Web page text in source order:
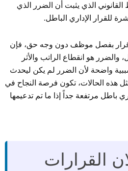
القانوني الذي يثبت أن الضرر الذي
للقرار الإداري الباطل.
قرار بفصل موظف دون وجه حق، فإن
والضرر هو انقطاع الراتب والأثر
واضحة لأن الضرر لم يكن ليحدث
هذه الحالات، تكون فرصة النجاح في
باطل مرتفعة جداً إذا ما تم تدعيمها
القرارات